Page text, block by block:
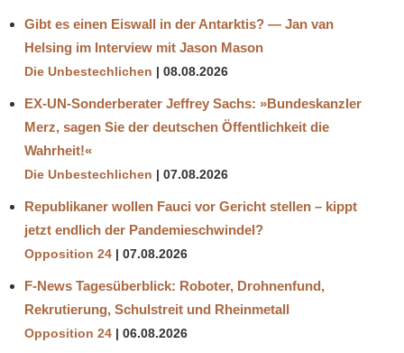
Gibt es einen Eiswall in der Antarktis? — Jan van
Helsing im Interview mit Jason Mason
Die Unbestechlichen 08.08.2026
EX-UN-Sonderberater Jeffrey Sachs: »Bundeskanzler
Merz, sagen Sie der deutschen Öffentlichkeit die
Wahrheit!«
Die Unbestechlichen 07.08.2026
Republikaner wollen Fauci vor Gericht stellen – kippt
jetzt endlich der Pandemieschwindel?
Opposition 24 07.08.2026
F-News Tagesüberblick: Roboter, Drohnenfund,
Rekrutierung, Schulstreit und Rheinmetall
Opposition 24 06.08.2026